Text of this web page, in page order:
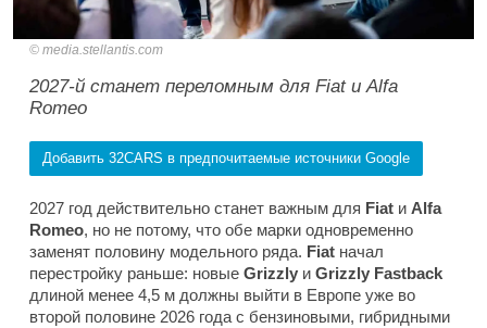
media.stellantis.com
2027-й станет переломным для Fiat и Alfa
Romeo
Добавить 32CARS в предпочитаемые источники Google
2027 год действительно станет важным для Fiat и Alfa
Romeo, но не потому, что обе марки одновременно
заменят половину модельного ряда. Fiat начал
перестройку раньше: новые Grizzly и Grizzly Fastback
длиной менее 4,5 м должны выйти в Европе уже во
второй половине 2026 года с бензиновыми, гибридными